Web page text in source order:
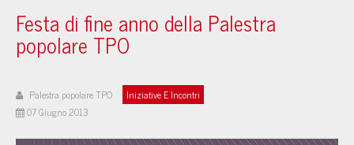
Festa di fine anno della Palestra
popolare TPO
Palestra popolare TPO
Iniziative E Incontri
07 Giugno 2013